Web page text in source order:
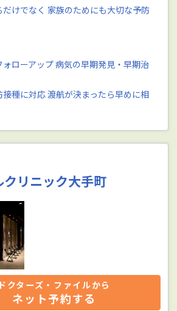
だけでなく 家族のためにも大切な予防
ローアップ 病気の早期発見・早期治
種に対応 渡航が決まったら早めに相
クリニック大手町
ドクターズ・ファイルから
ネット予約する